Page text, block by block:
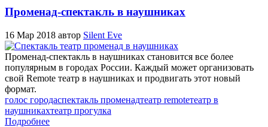
Променад-спектакль в наушниках
16 Мар 2018 автор Silent Eve
Променад-спектакль в наушниках становится все более
популярным в городах России. Каждый может организовать
свой Remote театр в наушниках и продвигать этот новый
формат.
голос городаспектакль променадтеатр remoteтеатр в
наушникахтеатр прогулка
Подробнее